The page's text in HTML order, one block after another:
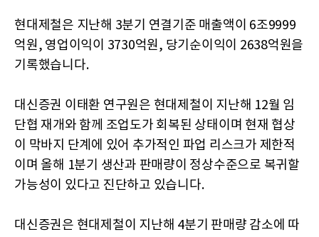
현대제철은 지난해 3분기 연결기준 매출액이 6조9999
억원, 영업이익이 3730억원, 당기순이익이 2638억원을
기록했습니다.
대신증권 이태환 연구원은 현대제철이 지난해 12월 임
단협 재개와 함께 조업도가 회복된 상태이며 현재 협상
이 막바지 단계에 있어 추가적인 파업 리스크가 제한적
이며 올해 1분기 생산과 판매량이 정상수준으로 복귀할
가능성이 있다고 진단하고 있습니다.
대신증권은 현대제철이 지난해 4분기 판매량 감소에 따